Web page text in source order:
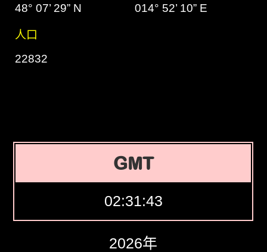
48° 07’ 29” N
014° 52’ 10” E
人口
22832
GMT
02:31:44
2026年